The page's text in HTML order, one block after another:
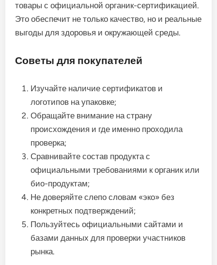
товары с официальной органик-сертификацией.
Это обеспечит не только качество, но и реальные
выгоды для здоровья и окружающей среды.
Советы для покупателей
Изучайте наличие сертификатов и
логотипов на упаковке;
Обращайте внимание на страну
происхождения и где именно проходила
проверка;
Сравнивайте состав продукта с
официальными требованиями к органик или
био-продуктам;
Не доверяйте слепо словам «эко» без
конкретных подтверждений;
Пользуйтесь официальными сайтами и
базами данных для проверки участников
рынка.